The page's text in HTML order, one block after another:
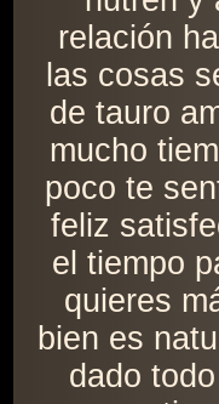
relación
las cosas
de tauro
mucho
poco te
feliz
el tiempo
quieres
bien es
dado